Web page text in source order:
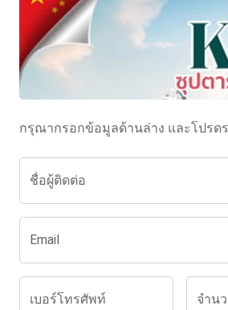
กรุณากรอกข้อมูลด้านล่าง และโปรด
ชื่อผู้ติดต่อ
Email
เบอร์โทรศัพท์ จำน